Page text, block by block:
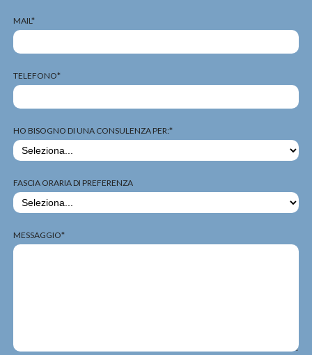
MAIL*
TELEFONO*
HO BISOGNO DI UNA CONSULENZA PER:*
FASCIA ORARIA DI PREFERENZA
MESSAGGIO*